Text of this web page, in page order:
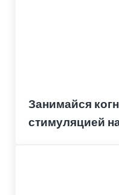
Занимайся
стимуляцией